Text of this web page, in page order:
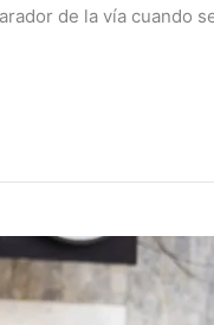
de la vía cuando